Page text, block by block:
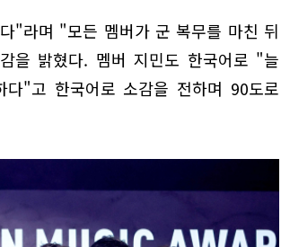
"라며 "모든 멤버가 군 복무를 마친 뒤
을 밝혔다. 멤버 지민도 한국어로 "늘
"고 한국어로 소감을 전하며 90도로